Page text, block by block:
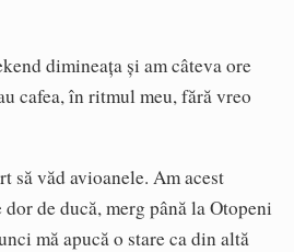
dimineața și am câteva ore
cafea, în ritmul meu, fără vreo
să văd avioanele. Am acest
de ducă, merg până la Otopeni
mă apucă o stare ca din altă